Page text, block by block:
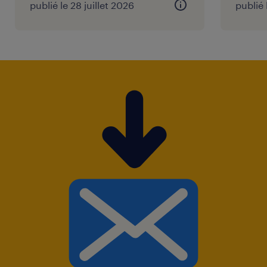
publié le 28 juillet 2026 publié